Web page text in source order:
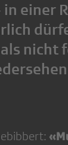
einer
nicht